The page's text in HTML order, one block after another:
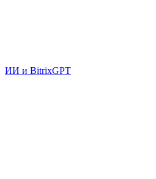
ИИ и BitrixGPT